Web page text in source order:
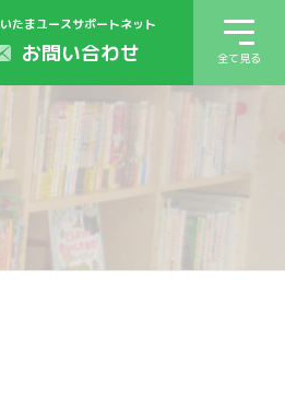
たまユースサポートネット
お問い合わせ 全て見る